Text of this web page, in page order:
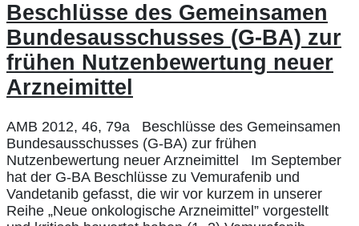
Beschlüsse des Gemeinsamen
Bundesausschusses (G-BA) zur
frühen Nutzenbewertung neuer
Arzneimittel
AMB 2012, 46, 79a Beschlüsse des Gemeinsamen
Bundesausschusses (G-BA) zur frühen
Nutzenbewertung neuer Arzneimittel Im September
hat der G-BA Beschlüsse zu Vemurafenib und
Vandetanib gefasst, die wir vor kurzem in unserer
Reihe „Neue onkologische Arzneimittel” vorgestellt